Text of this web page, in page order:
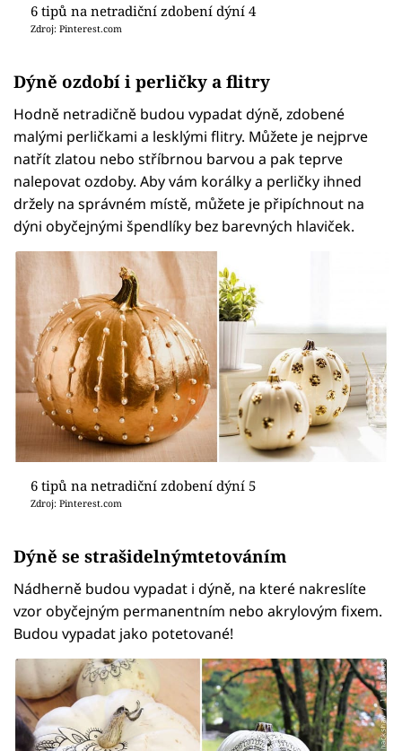
6 tipů na netradiční zdobení dýní 4
Zdroj: Pinterest.com
Dýně ozdobí i perličky a flitry
Hodně netradičně budou vypadat dýně, zdobené
malými perličkami a lesklými flitry. Můžete je nejprve
natřít zlatou nebo stříbrnou barvou a pak teprve
nalepovat ozdoby. Aby vám korálky a perličky ihned
držely na správném místě, můžete je připíchnout na
dýni obyčejnými špendlíky bez barevných hlaviček.
6 tipů na netradiční zdobení dýní 5
Zdroj: Pinterest.com
Dýně se strašidelnýmtetováním
Nádherně budou vypadat i dýně, na které nakreslíte
vzor obyčejným permanentním nebo akrylovým fixem.
Budou vypadat jako potetované!